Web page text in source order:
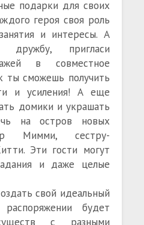
подарки для своих
героя своя роль
и интересы. А
дружбу, пригласи
в совместное
ты сможешь получить
и усиления! А еще
домики и украшать
на остров новых
Мимми, сестру-
Эти гости могут
и даже целые
свой идеальный
будет
с разными